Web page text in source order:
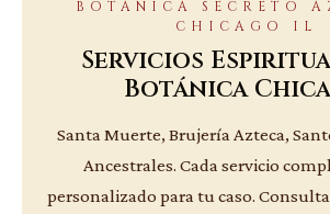
BOTÁNICA SECRETO
CHICAGO IL
Servicios
Botánica
Santa Muerte, Brujería Azteca,
Ancestrales. Cada servicio
personalizado para tu caso.